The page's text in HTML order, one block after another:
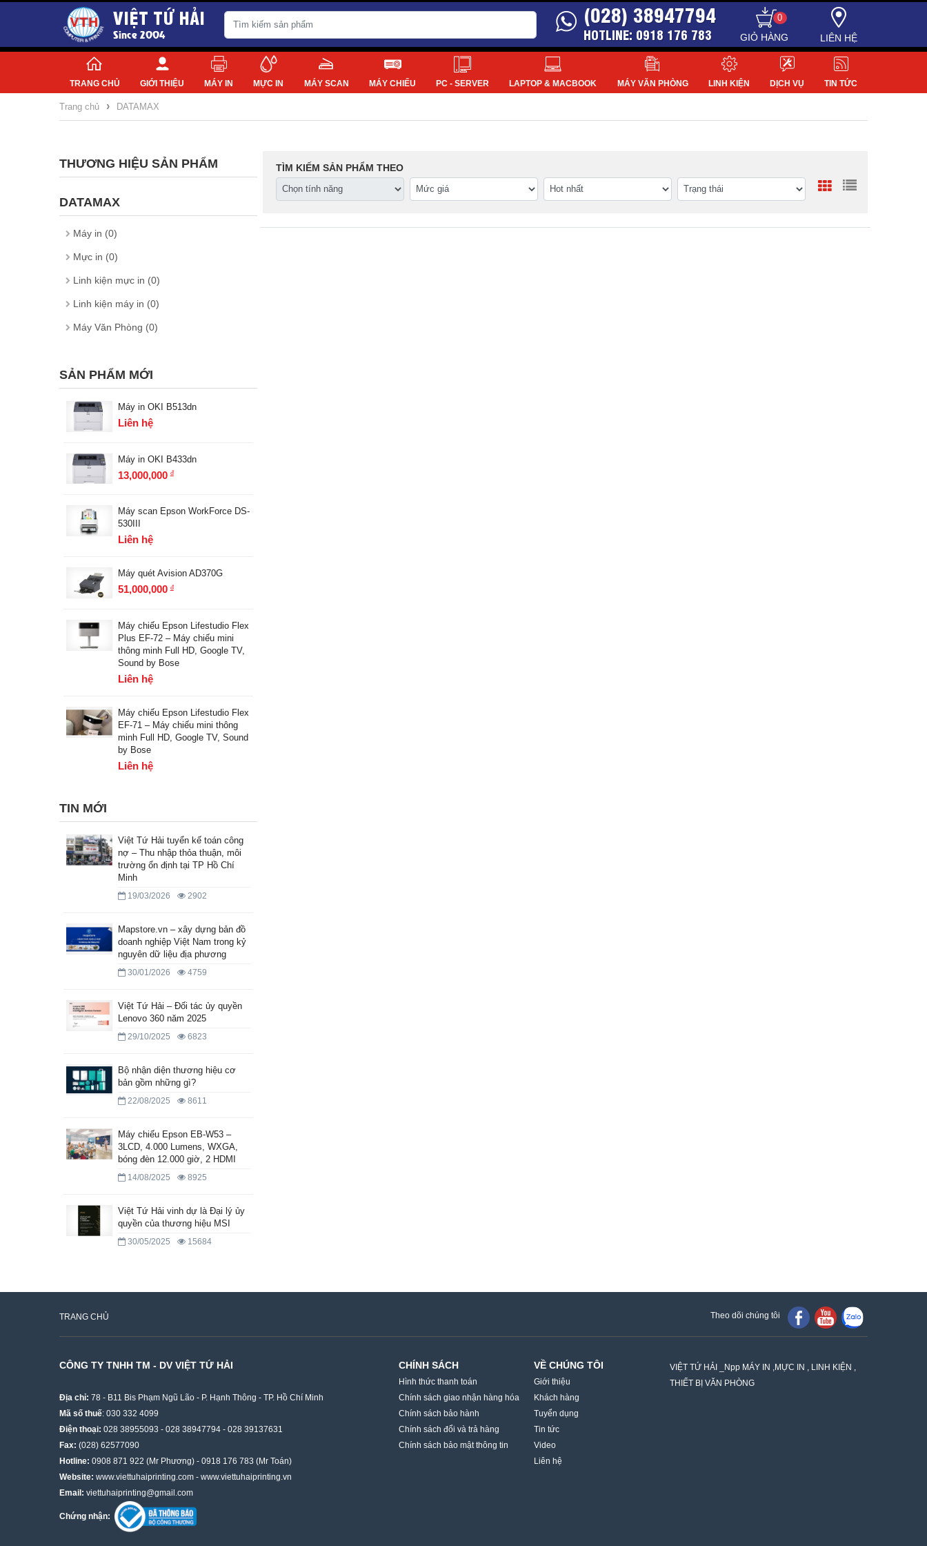
VIỆT TỨ HẢI
Since 2004
0
(028) 38947794
HOTLINE: 0918 176 783 LIÊN HỆ
TRANG CHỦ GIỚI THIỆU MÁY IN MỰC IN MÁY SCAN MÁY CHIẾU PC - SERVER LAPTOP & MACBOOK MÁY VĂN PHÒNG LINH KIỆN DỊCH VỤ TIN TỨC
Trang chủ › DATAMAX
THƯƠNG HIỆU SẢN PHẨM
DATAMAX
Máy in (0)
Mực in (0)
Linh kiện mực in (0)
Linh kiện máy in (0)
Máy Văn Phòng (0)
SẢN PHẨM MỚI
Máy in OKI B513dn
Liên hệ
Máy in OKI B433dn
13,000,000đ
Máy scan Epson WorkForce DS-
530III
Liên hệ
Máy quét Avision AD370G
51,000,000đ
Máy chiếu Epson Lifestudio Flex
Plus EF-72 – Máy chiếu mini
thông minh Full HD, Google TV,
Sound by Bose
Liên hệ
Máy chiếu Epson Lifestudio Flex
EF-71 – Máy chiếu mini thông
minh Full HD, Google TV, Sound
by Bose
Liên hệ
TIN MỚI
Việt Tứ Hải tuyển kế toán công
nợ – Thu nhập thỏa thuận, môi
trường ổn định tại TP Hồ Chí
Minh
19/03/2026 2902
Mapstore.vn – xây dựng bản đồ
doanh nghiệp Việt Nam trong kỷ
nguyên dữ liệu địa phương
30/01/2026 4759
Việt Tứ Hải – Đối tác ủy quyền
Lenovo 360 năm 2025
29/10/2025 6823
Bộ nhận diện thương hiệu cơ
bản gồm những gì?
22/08/2025 8611
Máy chiếu Epson EB-W53 –
3LCD, 4.000 Lumens, WXGA,
bóng đèn 12.000 giờ, 2 HDMI
14/08/2025 8925
Việt Tứ Hải vinh dự là Đại lý ủy
quyền của thương hiệu MSI
30/05/2025 15684
TÌM KIẾM SẢN PHẨM THEO
TRANG CHỦ Theo dõi chúng tôi
CÔNG TY TNHH TM - DV VIỆT TỨ HẢI
Địa chỉ: 78 - B11 Bis Phạm Ngũ Lão - P. Hạnh Thông - TP. Hồ Chí Minh
Mã số thuế: 030 332 4099
Điện thoại: 028 38955093 - 028 38947794 - 028 39137631
Fax: (028) 62577090
Hotline: 0908 871 922 (Mr Phương) - 0918 176 783 (Mr Toán)
Website: www.viettuhaiprinting.com - www.viettuhaiprinting.vn
Email: viettuhaiprinting@gmail.com
Chứng nhận:
CHÍNH SÁCH
Hình thức thanh toán
Chính sách giao nhận hàng hóa
Chính sách bảo hành
Chính sách đổi và trả hàng
Chính sách bảo mật thông tin
VỀ CHÚNG TÔI
Giới thiệu
Khách hàng
Tuyển dụng
Tin tức
Video
Liên hệ
VIỆT TỨ HẢI _Npp MÁY IN ,MỰC IN , LINH KIỆN ,
THIẾT BỊ VĂN PHÒNG